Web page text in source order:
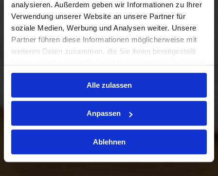
analysieren. Außerdem geben wir Informationen zu Ihrer
Verwendung unserer Website an unsere Partner für
soziale Medien, Werbung und Analysen weiter. Unsere
Partner führen diese Informationen möglicherweise mit
weiteren Daten zusammen, die Sie ihnen bereitgestellt
gesammelt haben.
Alle zulassen
Anpassen
Ablehnen